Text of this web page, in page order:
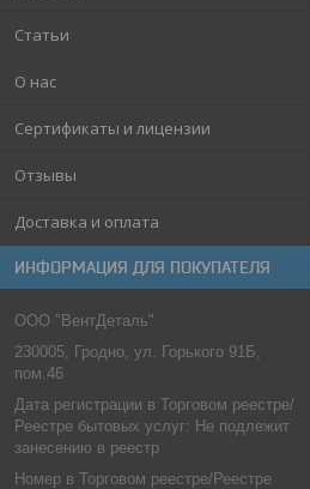
Статьи
О нас
Сертификаты и лицензии
Отзывы
Доставка и оплата
ИНФОРМАЦИЯ ДЛЯ ПОКУПАТЕЛЯ
ООО "ВентДеталь"
230005, Гродно, ул. Горького 91Б,
пом.46
Дата регистрации в Торговом реестре/
Реестре бытовых услуг: Не подлежит
занесению в реестр
Номер в Торговом реестре/Реестре